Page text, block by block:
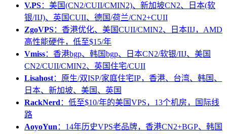
V.PS：美国(CN2/CUII/CMIN2)、新加坡CN2、日本(软
银/IIJ)、英国CUII、德国/荷兰/CN2+CUII
ZgoVPS：香港优化、美国CUII/CMIN2、日本IIJ，AMD
高性能硬件，低至$15/年
Vmiss：香港bgp、韩国bgp、日本CN2/软银/IIJ、美国
CN2/CUII/CMIN2、英国住宅/CUII
Lisahost：原生/双ISP/家庭住宅IP，香港、台湾、韩国、
日本、新加坡、美国、英国
RackNerd ：低至$10/年的美国VPS，13个机房，国际线
路
AoyoYun ：14年历史VPS老品牌，香港CN2+BGP、韩国